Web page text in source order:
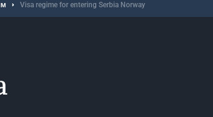
Visa regime for entering Serbia Norway